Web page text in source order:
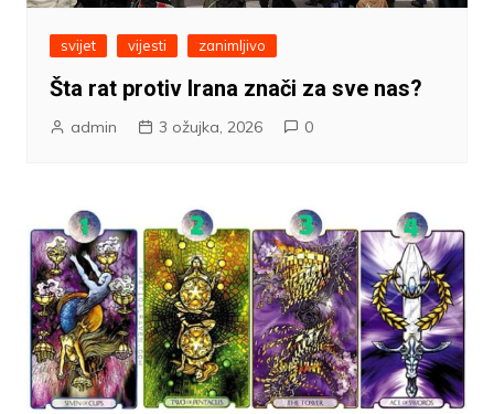
svijet vijesti zanimljivo
Šta rat protiv Irana znači za sve nas?
admin 3 ožujka, 2026 0